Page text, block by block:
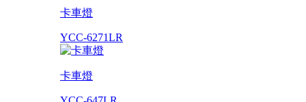
卡車燈
YCC-6271LR
卡車燈